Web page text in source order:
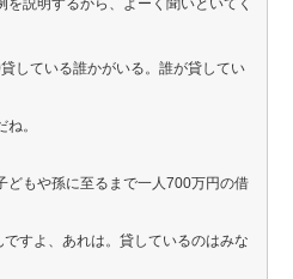
説明するから、よーく聞いといてく
している誰かがいる。誰が貸してい
。
どもや孫に至るまで一人700万円の借
すよ、あれは。貸しているのはみな